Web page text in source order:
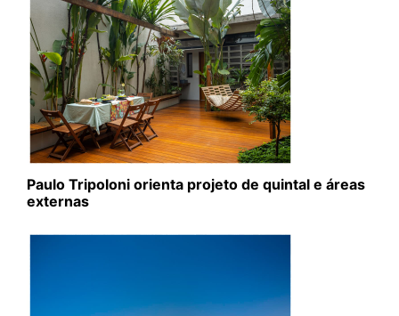
Paulo Tripoloni orienta projeto de quintal e áreas
externas